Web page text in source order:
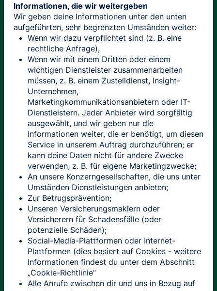
Informationen, die wir weitergeben
Wir geben deine Informationen unter den unten
aufgeführten, sehr begrenzten Umständen weiter:
Wenn wir dazu verpflichtet sind (z. B. eine
rechtliche Anfrage),
Wenn wir mit einem Dritten oder einem
wichtigen Dienstleister zusammenarbeiten
müssen, z. B. einem Zustelldienst, Insight-
Unternehmen,
Marketingkommunikationsanbietern oder IT-
Dienstleistern. Jeder Anbieter wird sorgfältig
ausgewählt, und wir geben nur die
Informationen weiter, die er benötigt, um diesen
Service in unserem Auftrag durchzuführen; er
kann deine Daten nicht für andere Zwecke
verwenden, z. B. für eigene Marketingzwecke;
An unsere Konzerngesellschaften, die uns unter
Umständen Dienstleistungen anbieten;
Zur Betrugsprävention;
Unseren Versicherungsmaklern oder
Versicherern für Schadensfälle (oder
potenzielle Schäden);
Social-Media-Plattformen oder Internet-
Plattformen (dies basiert auf Cookies - weitere
Informationen findest du unter dem Abschnitt
„Cookie-Richtlinie“
Alle Anrufe zwischen dir und uns in Bezug auf